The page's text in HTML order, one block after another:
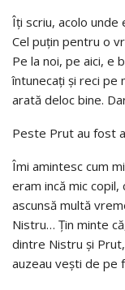
Îți scriu, acolo unde
Cel puțin pentru o
Pe la noi, pe aici, e
întunecați și reci pe
arată deloc bine.
Peste Prut au fost
Îmi amintesc cum
eram incă mic
ascunsă multă
Nistru… Țin minte
dintre Nistru și
auzeau vești de pe